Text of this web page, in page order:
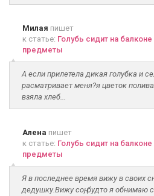
Милая пишет
к статье: Голубь сидит на
предметы
А если прилетела дикая голубка и
расматривает меня?я цветок
взяла хлеб...
Алена пишет
к статье: Голубь сидит на
предметы
Я в последнее время вижу в своих
дедушку.Вижу соң, будто я обнимаю